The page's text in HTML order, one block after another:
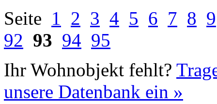
Seite 1 2 3 4 5 6 7 8 9
92 93 94 95
Ihr Wohnobjekt fehlt?
unsere Datenbank ein »